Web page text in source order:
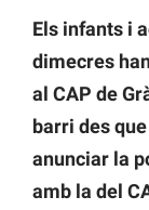
Els infants i
dimecres
al CAP de
barri des
anunciar la
amb la del